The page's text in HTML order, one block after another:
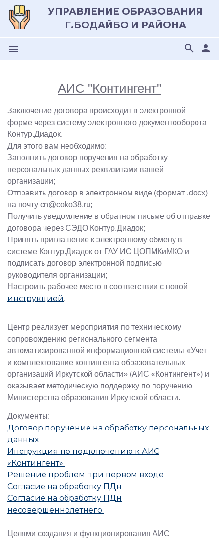
УПРАВЛЕНИЕ ОБРАЗОВАНИЯ
Г.БОДАЙБО И РАЙОНА
menu person
search
АИС "Контингент"
Заключение договора происходит в электронной
форме через систему электронного документооборота
Контур.Диадок.
Для этого вам необходимо:
Заполнить договор поручения на обработку
персональных данных реквизитами вашей
организации;
Отправить договор в электронном виде (формат .docx)
на почту cn@coko38.ru;
Получить уведомление в обратном письме об отправке
договора через СЭДО Контур.Диадок;
Принять приглашение к электронному обмену в
системе Контур.Диадок от ГАУ ИО ЦОПМКиМКО и
подписать договор электронной подписью
руководителя организации;
Настроить рабочее место в соответствии с новой
инструкцией.
Центр реализует мероприятия по техническому
сопровождению регионального сегмента
автоматизированной информационной системы «Учет
и комплектование контингента образовательных
организаций Иркутской области» (АИС «Контингент») и
оказывает методическую поддержку по поручению
Министерства образования Иркутской области.
Документы:
Договор поручение на обработку персональных
данных
Инструкция по подключению к АИС
«Контингент»
Решение проблем при первом входе
Согласие на обработку ПДн
Согласие на обработку ПДн
несовершеннолетнего
Целями создания и функционирования АИС